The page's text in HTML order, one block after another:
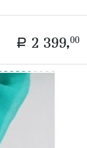
a 2 399,00